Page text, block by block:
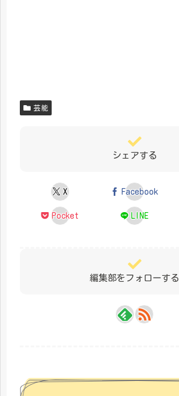
芸能
シェアする
X Facebook
Pocket LINE
編集部をフォローする